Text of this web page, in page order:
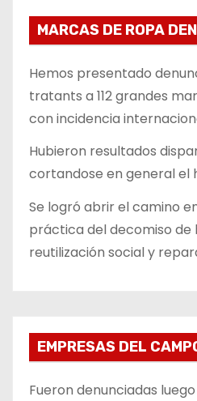
MARCAS DE ROPA
Hemos presentado
tratants a 112 grandes
con incidencia
Hubieron resultados
cortandose en general el
Se logró abrir el camino
práctica del decomiso de
reutilización social y
EMPRESAS DEL
Fueron denunciadas